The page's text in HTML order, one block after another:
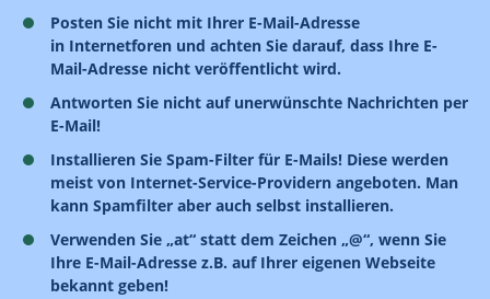
Posten Sie nicht mit Ihrer E-Mail-Adresse
in Internetforen und achten Sie darauf, dass Ihre E-
Mail-Adresse nicht veröffentlicht wird.
Antworten Sie nicht auf unerwünschte Nachrichten per
E-Mail!
Installieren Sie Spam-Filter für E-Mails! Diese werden
meist von Internet-Service-Providern angeboten. Man
kann Spamfilter aber auch selbst installieren.
Verwenden Sie „at“ statt dem Zeichen „@“, wenn Sie
Ihre E-Mail-Adresse z.B. auf Ihrer eigenen Webseite
bekannt geben!